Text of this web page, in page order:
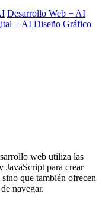
Desarrollo Web + AI
+ AI Diseño Gráfico
web utiliza las
para crear
que también ofrecen
navegar.